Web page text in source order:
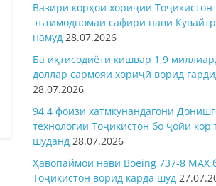
Вазири корҳои хориҷии Тоҷикистон
эътимодномаи сафири нави
намуд 28.07.2026
Ба иқтисодиёти кишвар 1,9
доллар сармояи хориҷӣ ворид
28.07.2026
94,4 фоизи хатмкунандагони
технологии Тоҷикистон бо ҷойи кор
шуданд 28.07.2026
Ҳавопаймои нави Boeing 737-8 MAX
Тоҷикистон ворид карда шуд